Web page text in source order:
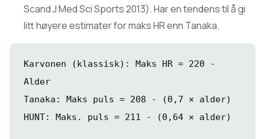
Scand J Med Sci Sports 2013). Har en tendens til å gi
litt høyere estimater for maks HR enn Tanaka.
Karvonen (klassisk): Maks HR = 220 -
Alder
Tanaka: Maks puls = 208 - (0,7 × alder)
HUNT: Maks. puls = 211 - (0,64 × alder)